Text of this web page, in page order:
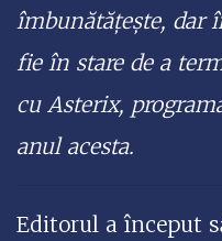
îmbunătățește, dar
fie în stare de a
cu Asterix,
anul acesta.
Editorul a început